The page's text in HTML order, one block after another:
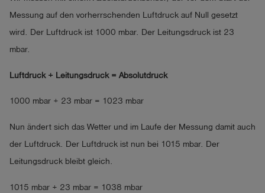
Messung auf den vorherrschenden Luftdruck auf Null gesetzt
wird. Der Luftdruck ist 1000 mbar. Der Leitungsdruck ist 23
mbar.
Luftdruck + Leitungsdruck = Absolutdruck
1000 mbar + 23 mbar = 1023 mbar
Nun ändert sich das Wetter und im Laufe der Messung damit auch
der Luftdruck. Der Luftdruck ist nun bei 1015 mbar. Der
Leitungsdruck bleibt gleich.
1015 mbar + 23 mbar = 1038 mbar